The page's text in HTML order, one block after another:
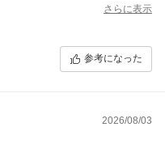
さらに表示
参考になった
2026/08/03